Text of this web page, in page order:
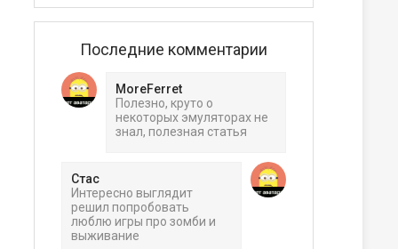
Последние комментарии
MoreFerret
Полезно, круто о
некоторых эмуляторах не
знал, полезная статья
Стас
Интересно выглядит
решил попробовать
люблю игры про зомби и
выживание